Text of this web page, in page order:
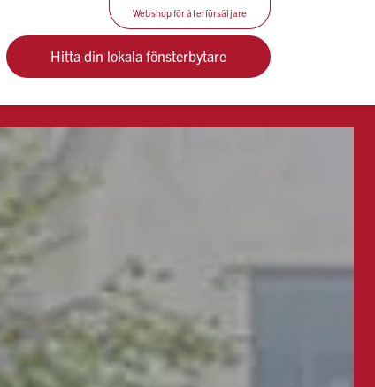
Webshop för återförsäljare
Hitta din lokala fönsterbytare